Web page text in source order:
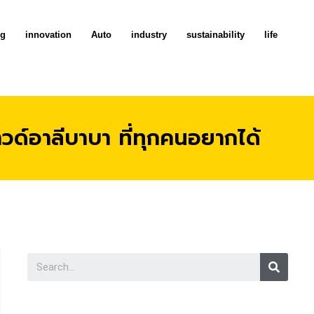
innovation Auto industry sustainability life
อาลีบาบา ที่ทุกคนอยากได้